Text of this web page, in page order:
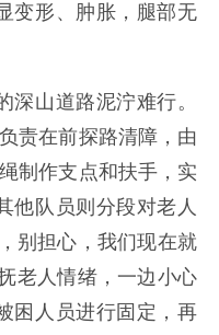
变形、肿胀，腿部无
深山道路泥泞难行。
责在前探路清障，由
制作支点和扶手，实
他队员则分段对老人
别担心，我们现在就
老人情绪，一边小心
困人员进行固定，再